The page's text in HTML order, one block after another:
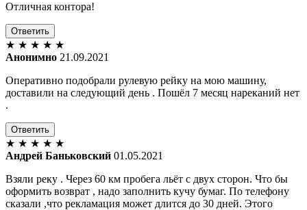
Отличная контора!
Ответить
★ ★ ★ ★ ★
Анонимно 21.09.2021
Оперативно подобрали рулевую рейку на мою машину,
доставили на следующий день . Пошёл 7 месяц нареканий нет
.
Ответить
★ ★ ★ ★ ★
Андрей Баньковский 01.05.2021
Взяли реку . Через 60 км пробега льёт с двух сторон. Что бы
оформить возврат , надо заполнить кучу бумаг. По телефону
сказали ,что рекламация может длится до 30 дней. Этого